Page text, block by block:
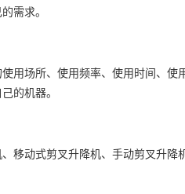
需求。
用场所、使用频率、使用时间、
的机器。
移动式剪叉升降机、手动剪叉升